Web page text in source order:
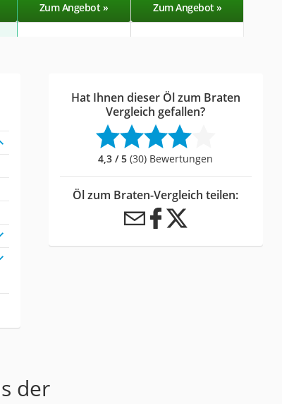
Zum Angebot » Zum Angebot »
Hat Ihnen dieser Öl zum Braten
Vergleich gefallen?
4,3 / 5 (30) Bewertungen
Öl zum Braten-Vergleich teilen:
der